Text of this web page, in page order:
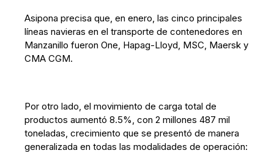
Asipona precisa que, en enero, las cinco principales
líneas navieras en el transporte de contenedores en
Manzanillo fueron One, Hapag-Lloyd, MSC, Maersk y
CMA CGM.
Por otro lado, el movimiento de carga total de
productos aumentó 8.5%, con 2 millones 487 mil
toneladas, crecimiento que se presentó de manera
generalizada en todas las modalidades de operación: